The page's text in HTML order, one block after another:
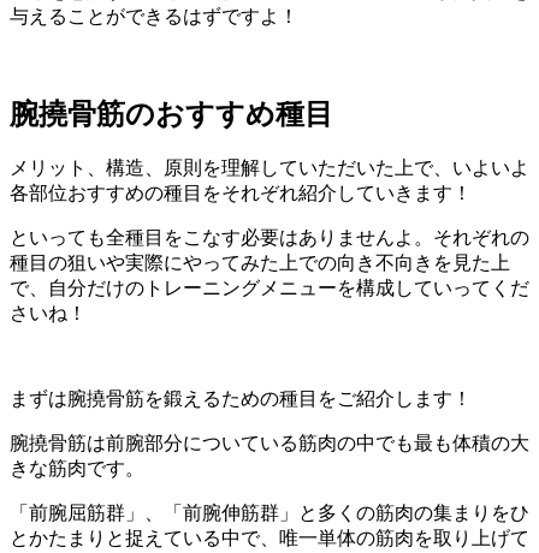
与えることができるはずですよ！
腕撓骨筋のおすすめ種目
メリット、構造、原則を理解していただいた上で、いよいよ
各部位おすすめの種目をそれぞれ紹介していきます！
といっても全種目をこなす必要はありませんよ。それぞれの
種目の狙いや実際にやってみた上での向き不向きを見た上
で、
自分だけのトレーニングメニューを構成していってくだ
さいね！
まずは腕撓骨筋を鍛えるための種目をご紹介します！
腕撓骨筋は前腕部分についている筋肉の中でも最も体積の大
きな筋肉です。
「前腕屈筋群」、「前腕伸筋群」と多くの筋肉の集まりをひ
とかたまりと捉えている中で、唯一単体の筋肉を取り上げて